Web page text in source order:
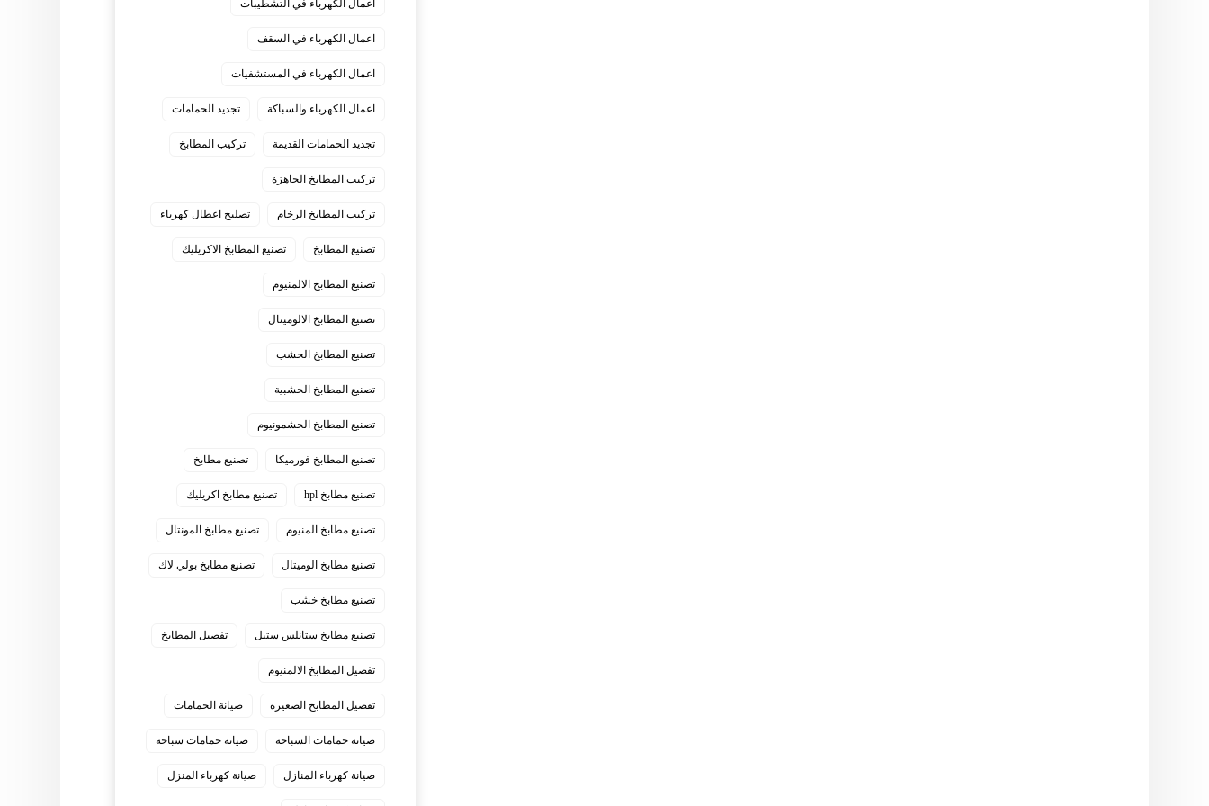
اعمال الكهرباء في التشطيبات
اعمال الكهرباء في السقف
اعمال الكهرباء في المستشفيات
اعمال الكهرباء والسباكة تجديد الحمامات
تجديد الحمامات القديمة تركيب المطابخ
تركيب المطابخ الجاهزة
تركيب المطابخ الرخام تصليح اعطال كهرباء
تصنيع المطابخ تصنيع المطابخ الاكريليك
تصنيع المطابخ الالمنيوم
تصنيع المطابخ الالوميتال
تصنيع المطابخ الخشب
تصنيع المطابخ الخشبية
تصنيع المطابخ الخشمونيوم
تصنيع المطابخ فورميكا تصنيع مطابخ
تصنيع مطابخ hpl تصنيع مطابخ اكريليك
تصنيع مطابخ المنيوم تصنيع مطابخ المونتال
تصنيع مطابخ الوميتال تصنيع مطابخ بولي لاك
تصنيع مطابخ خشب
تصنيع مطابخ ستانلس ستيل تفصيل المطابخ
تفصيل المطابخ الالمنيوم
تفصيل المطابخ الصغيره صيانة الحمامات
صيانة حمامات السباحة صيانة حمامات سباحة
صيانة كهرباء المنازل صيانة كهرباء المنزل